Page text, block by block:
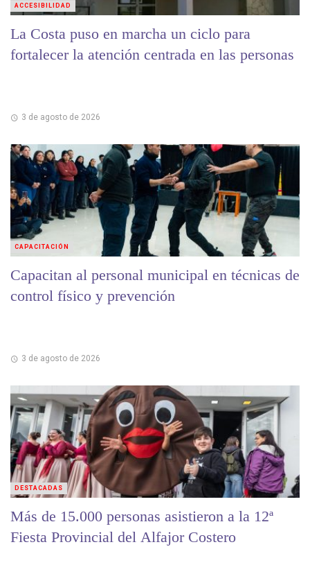
La Costa puso en marcha un ciclo para
fortalecer la atención centrada en las personas
3 de agosto de 2026
ACCESIBILIDAD
Capacitan al personal municipal en técnicas de
control físico y prevención
3 de agosto de 2026
CAPACITACIÓN
Más de 15.000 personas asistieron a la 12ª
Fiesta Provincial del Alfajor Costero
DESTACADAS